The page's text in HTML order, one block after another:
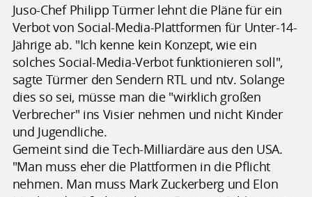
Juso-Chef Philipp Türmer lehnt die Pläne für ein
Verbot von Social-Media-Plattformen für Unter-14-
Jährige ab. "Ich kenne kein Konzept, wie ein
solches Social-Media-Verbot funktionieren soll",
sagte Türmer den Sendern RTL und ntv. Solange
dies so sei, müsse man die "wirklich großen
Verbrecher" ins Visier nehmen und nicht Kinder
und Jugendliche.
Gemeint sind die Tech-Milliardäre aus den USA.
"Man muss eher die Plattformen in die Pflicht
nehmen. Man muss Mark Zuckerberg und Elon